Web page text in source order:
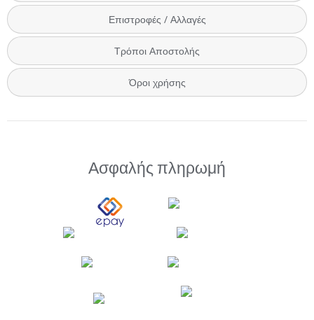
Επιστροφές / Αλλαγές
Τρόποι Αποστολής
Όροι χρήσης
Ασφαλής πληρωμή